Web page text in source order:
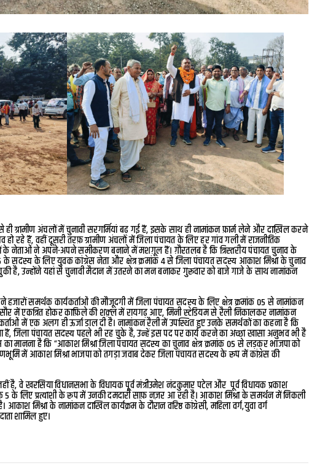
से ही ग्रामीण अंचलों में चुनावी सरगर्मियां बढ़ गई हैं, इसके साथ ही नामांकन फ़ार्म लेने और दाख़िल करने
रहे हैं, वहीं दूसरी तरफ़ ग्रामीण अंचलों में जिला पंचायत के लिए हर गांव गली में राजनीतिक
के नेताओं ने अपने-अपने समीकरण बनाने में मशग़ूल हैं। ग़ौरतलब है कि त्रिस्तरीय पंचायत चुनाव के
के सदस्य के लिए युवक कांग्रेस नेता और क्षेत्र क्रमांक 4 से जिला पंचायत सदस्य आकाश मिश्रा के चुनाव
है, उन्होंने यहां से चुनावी मैदान में उतरने का मन बनाकर गुरूवार को बाजे गाजे के साथ नामांकन
समर्थक कार्यकर्ताओं की मौजूदगी में जिला पंचायत सदस्य के लिए क्षेत्र क्रमांक 05 से नामांकन
में एकत्रित होकर काफ़िले की शक़्ल में रायगढ़ आए, मिनी स्टेडियम से रैली निकालकर नामांकन
में एक अलग ही ऊर्जा डाल दी है। नामांकन रैली में उपस्थित हुए उनके समर्थकों का कहना है कि
हैं, जिला पंचायत सदस्य पहले भी रह चुके है, उन्हें इस पद पर कार्य करने का अच्छा खासा अनुभव भी है
मानना है कि “आकाश मिश्रा जिला पंचायत सदस्य का चुनाव क्षेत्र क्रमांक 05 से लड़कर भाजपा को
में आकाश मिश्रा भाजपा को तगड़ा जवाब देकर जिला पंचायत सदस्य के रूप में कांग्रेस की
है, वे खरसिया विधानसभा के विधायक पूर्व मंत्रीउमेश नंदकुमार पटेल और पूर्व विधायक प्रकाश
के लिए प्रत्याशी के रूप में उनकी दमदारी साफ़ नज़र आ रही है। आकाश मिश्रा के समर्थन में निकली
मिश्रा के नामांकन दाखिल कार्यक्रम के दौरान वरिष्ठ कांग्रेसी, महिला वर्ग,युवा वर्ग
शामिल हुए।